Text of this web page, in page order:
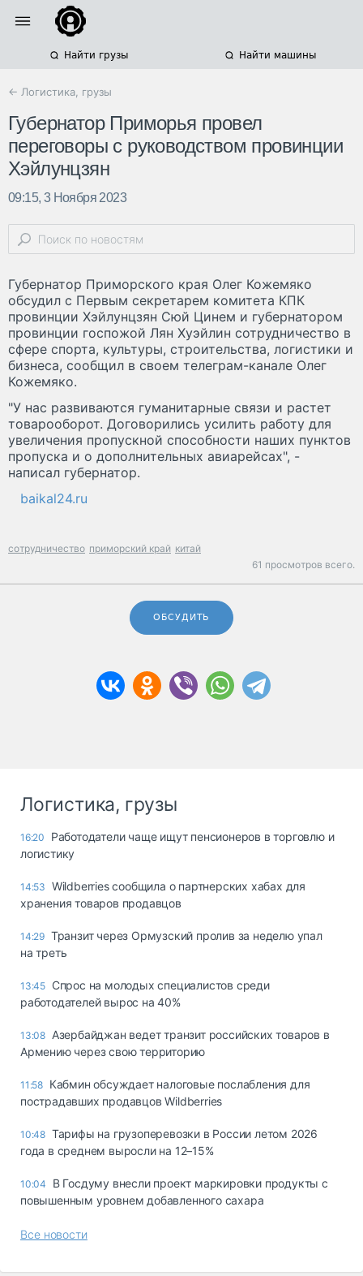
Найти грузы Найти машины
← Логистика, грузы
Губернатор Приморья провел
переговоры с руководством провинции
Хэйлунцзян
09:15, 3 Ноября 2023
Губернатор Приморского края Олег Кожемяко
обсудил с Первым секретарем комитета КПК
провинции Хэйлунцзян Сюй Цинем и губернатором
провинции госпожой Лян Хуэйлин сотрудничество в
сфере спорта, культуры, строительства, логистики и
бизнеса, сообщил в своем телеграм-канале Олег
Кожемяко.
"У нас развиваются гуманитарные связи и растет
товарооборот. Договорились усилить работу для
увеличения пропускной способности наших пунктов
пропуска и о дополнительных авиарейсах", -
написал губернатор.
baikal24.ru
сотрудничество приморский край китай
61 просмотров всего.
ОБСУДИТЬ
Логистика, грузы
16:20
Работодатели чаще ищут пенсионеров в торговлю и
логистику
14:53 Wildberries сообщила о партнерских хабах для
хранения товаров продавцов
14:29 Транзит через Ормузский пролив за неделю упал
на треть
13:45 Спрос на молодых специалистов среди
работодателей вырос на 40%
13:08 Азербайджан ведет транзит российских товаров в
Армению через свою территорию
11:58 Кабмин обсуждает налоговые послабления для
пострадавших продавцов Wildberries
10:48 Тарифы на грузоперевозки в России летом 2026
года в среднем выросли на 12–15%
10:04
В Госдуму внесли проект маркировки продукты с
повышенным уровнем добавленного сахара
Все новости